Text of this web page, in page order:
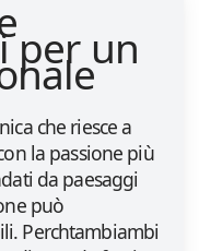
per un
che riesce a
la passione più
da paesaggi
può
Perchtambiambi